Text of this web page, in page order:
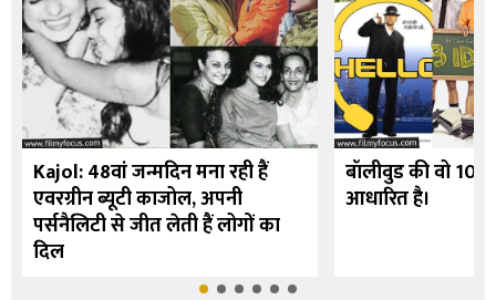
Kajol: 48वां जन्मदिन मना रही हैं
एवरग्रीन ब्यूटी काजोल, अपनी
पर्सनैलिटी से जीत लेती हैं लोगों का
दिल
बॉलीवुड की वो 10
आधारित है।